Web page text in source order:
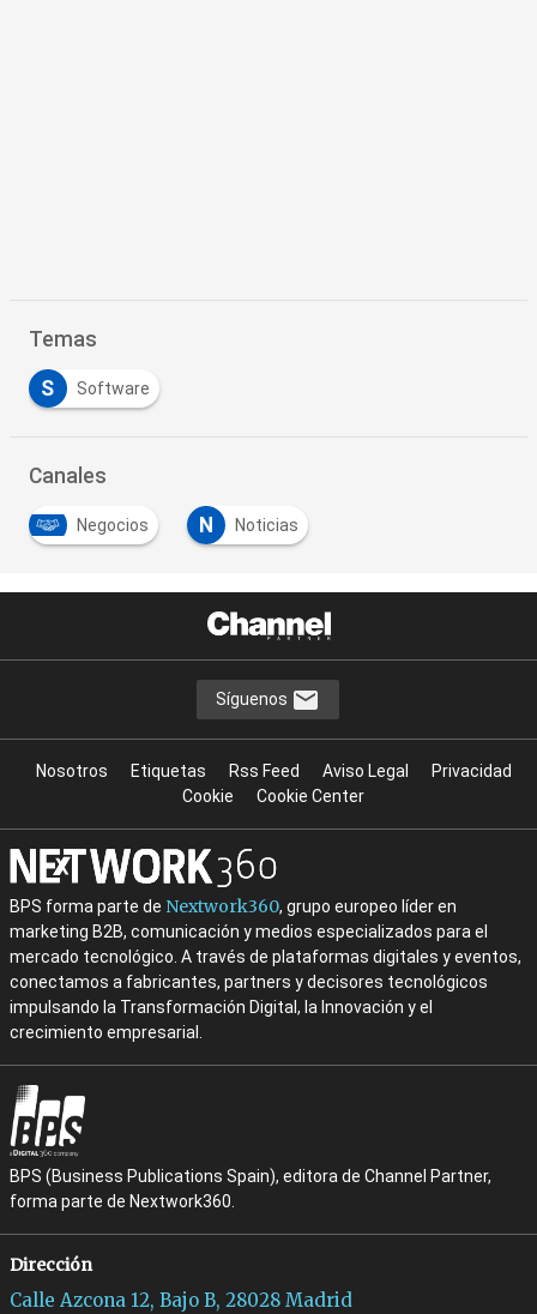
Temas
S Software
Canales
Negocios N Noticias
Síguenos
Nosotros Etiquetas Rss Feed Aviso Legal
Privacidad
Cookie
Cookie Center
BPS forma parte de Nextwork360, grupo europeo líder en
marketing B2B, comunicación y medios especializados para el
mercado tecnológico. A través de plataformas digitales y eventos,
conectamos a fabricantes, partners y decisores tecnológicos
impulsando la Transformación Digital, la Innovación y el
crecimiento empresarial.
BPS (Business Publications Spain), editora de Channel Partner,
forma parte de Nextwork360.
Dirección
Calle Azcona 12, Bajo B, 28028 Madrid